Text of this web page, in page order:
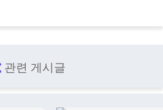
관련 게시글